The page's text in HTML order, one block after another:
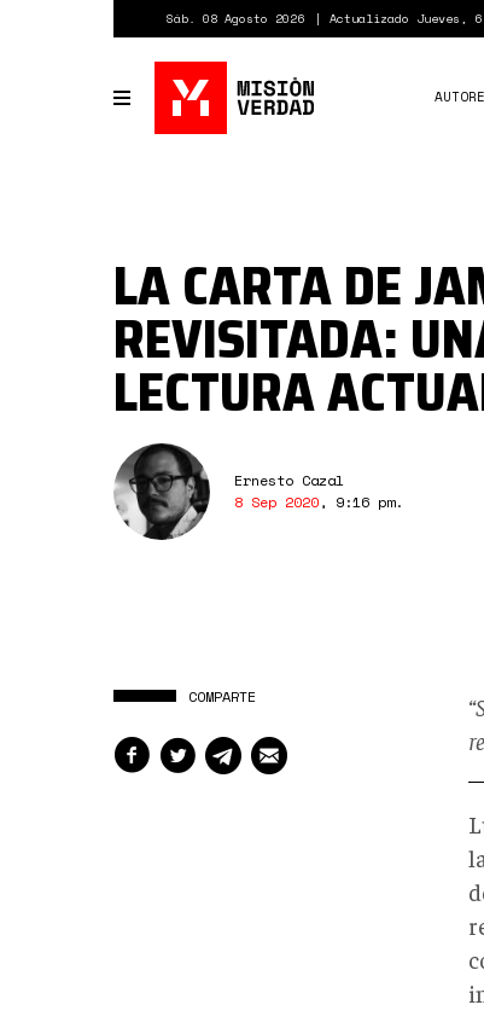
Sáb. 08 Agosto 2026 Actualizado Jueves,
Toggle
navigation
LA CARTA DE
REVISITADA:
LECTURA
Ernesto Cazal
8 Sep 2020, 9:16 pm.
COMPARTE